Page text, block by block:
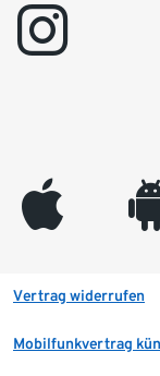
instagram
appleinc
Vertrag widerrufen
Mobilfunkvertrag